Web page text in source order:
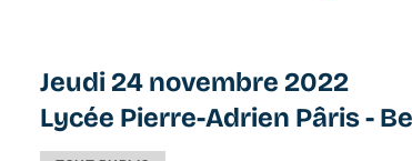
Jeudi 24 novembre 2022
Lycée Pierre-Adrien Pâris -